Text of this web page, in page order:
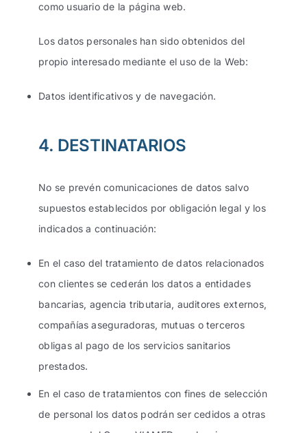
como usuario de la página web.
Los datos personales han sido obtenidos del
propio interesado mediante el uso de la Web:
Datos identificativos y de navegación.
4. DESTINATARIOS
No se prevén comunicaciones de datos salvo
supuestos establecidos por obligación legal y los
indicados a continuación:
En el caso del tratamiento de datos relacionados
con clientes se cederán los datos a entidades
bancarias, agencia tributaria, auditores externos,
compañías aseguradoras, mutuas o terceros
obligas al pago de los servicios sanitarios
prestados.
En el caso de tratamientos con fines de selección
de personal los datos podrán ser cedidos a otras